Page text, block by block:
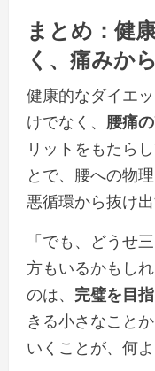
まとめ： 健
く、 痛みか
健康的なダイエ
けでなく、 腰痛
リットをもたら
とで、腰への物
悪循環から抜け
「でも、どうせ
方もいるかもし
のは、 完璧を目
きる小さなことか
いくことが、何よ